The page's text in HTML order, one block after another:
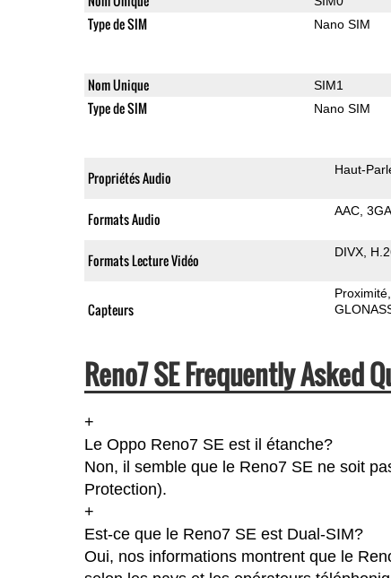
Type de SIM Nano SIM
Nom Unique SIM1
Type de SIM Nano SIM
Propriétés Audio Haut-
Formats Audio AAC 3GA
Formats Lecture Vidéo DIVX
Capteurs
Proximité
Reno7 SE Frequently Asked
+
Le Oppo Reno7 SE est il étanche?
Non, il semble que le Reno7 SE ne soit
Protection).
+
Est-ce que le Reno7 SE est Dual-SIM?
Oui, nos informations montrent que le